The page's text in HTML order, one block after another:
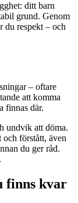
ditt barn
grund. Genom
du respekt – och
– oftare
att komma
finnas där.
undvik att döma.
och förstått, även
du ger råd.
finns kvar